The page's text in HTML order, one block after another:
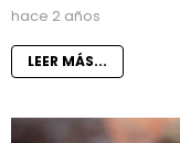
hace 2 años
LEER MÁS...